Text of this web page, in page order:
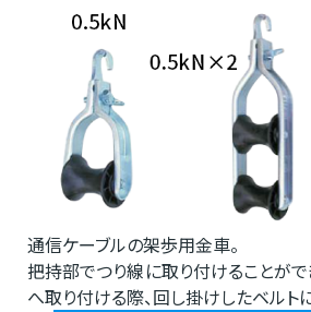
通信ケーブルの架歩用金車。
把持部でつり線に取り付けることがで
へ取り付ける際、回し掛けしたベルト